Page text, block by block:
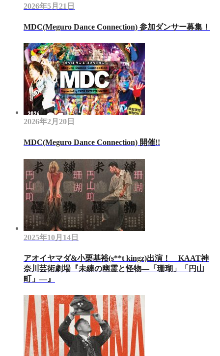
2026年5月21日
MDC(Meguro Dance Connection) 参加ダンサー募集！
2026年2月20日
MDC(Meguro Dance Connection) 開催!!
2025年10月14日
アオイヤマダ&小栗基裕(s**t kingz)出演！ KAAT神
奈川芸術劇場『未練の幽霊と怪物―「珊瑚」「円山
町」―』